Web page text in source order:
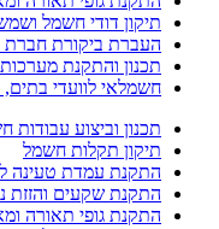
תיקון דודי חשמל
העברת ביקורת
תכנון והתקנת
חשמלאי לוועדי
תכנון וביצוע עבודות
תיקון תקלות חשמל
התקנת עמדת טעינה
התקנת שקעים והזזת
התקנת גופי תאורה